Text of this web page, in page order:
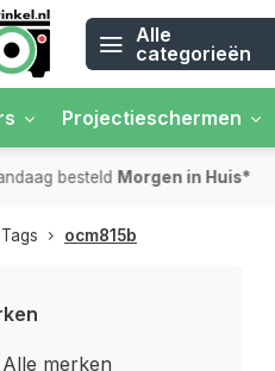
Alle
categorieën
Projectieschermen
besteldMorgen in Huis*
Tags ocm815b
Alle merken